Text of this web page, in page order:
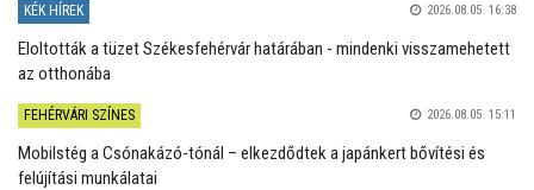
KÉK HÍREK 2026.08.05. 16:38
Eloltották a tüzet Székesfehérvár határában - mindenki visszamehetett
az otthonába
FEHÉRVÁRI SZÍNES 2026.08.05. 15:11
Mobilstég a Csónakázó-tónál – elkezdődtek a japánkert bővítési és
felújítási munkálatai